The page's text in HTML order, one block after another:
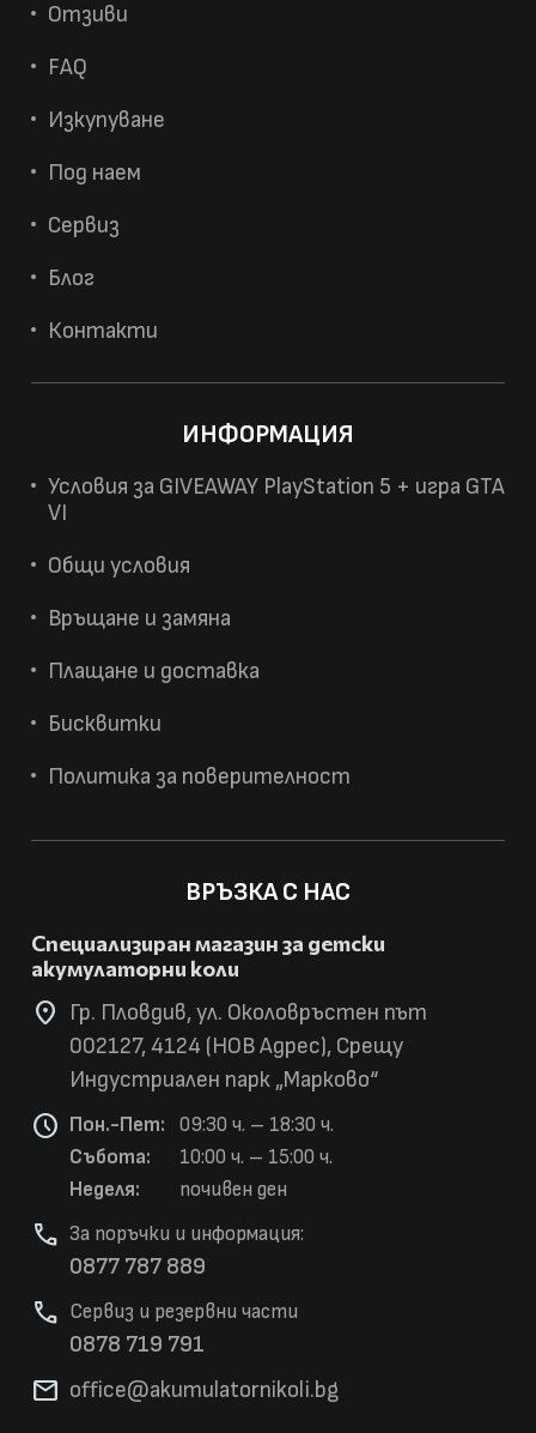
Отзиви
FAQ
Изкупуване
Под наем
Сервиз
Блог
Контакти
ИНФОРМАЦИЯ
Условия за GIVEAWAY PlayStation 5 + игра GTA
VI
Общи условия
Връщане и замяна
Плащане и доставка
Бисквитки
Политика за поверителност
ВРЪЗКА С НАС
Специализиран магазин за детски
акумулаторни коли
location_on
Гр. Пловдив, ул. Околовръстен път
002127, 4124 (НОВ Адрес), Срещу
Индустриален парк „Марково“
schedule Пон.-Пет:
09:30 ч. – 18:30 ч.
Събота:
10:00 ч. – 15:00 ч.
Неделя:
почивен ден
За поръчки и информация:
phone
0877 787 889
Сервиз и резервни части
phone
0878 719 791
mail office@akumulatornikoli.bg